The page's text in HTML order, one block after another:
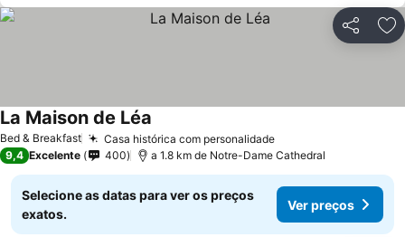
Partilhar
Bed & Breakfast Casa histórica com personalidade
La Maison de Léa
9,4 Excelente 400 a 1.8 km de Notre-Dame Cathedral
Selecione as datas para ver os preços
exatos.
Ver preços